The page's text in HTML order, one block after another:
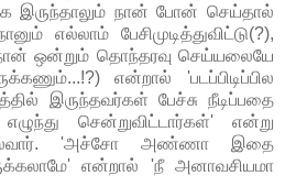
இருந்தாலும் நான் போன் செய்தால்
எல்லாம் பேசிமுடித்துவிட்டு(?),
ஒன்றும் தொந்தரவு செய்யலையே
என்றால் 'படப்பிடிப்பில
இருந்தவர்கள் பேச்சு நீடிப்பதை
சென்றுவிட்டார்கள்' என்று
'அச்சோ அண்ணா இதை
என்றால் 'நீ அனாவசியமா